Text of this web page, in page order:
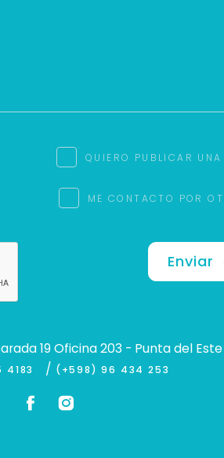
QUIERO PUBLICAR
ME CONTACTO POR
Enviar
19 Oficina 203 - Punta del Este
4183 / (+598) 96 434 253